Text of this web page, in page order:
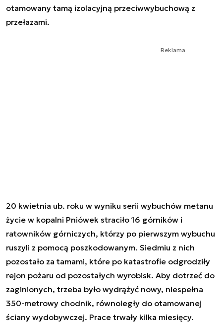
otamowany tamą izolacyjną przeciwwybuchową z
przełazami.
Reklama
20 kwietnia ub. roku w wyniku serii wybuchów metanu
życie w kopalni Pniówek straciło 16 górników i
ratowników górniczych, którzy po pierwszym wybuchu
ruszyli z pomocą poszkodowanym. Siedmiu z nich
pozostało za tamami, które po katastrofie odgrodziły
rejon pożaru od pozostałych wyrobisk. Aby dotrzeć do
zaginionych, trzeba było wydrążyć nowy, niespełna
350-metrowy chodnik, równoległy do otamowanej
ściany wydobywczej. Prace trwały kilka miesięcy.